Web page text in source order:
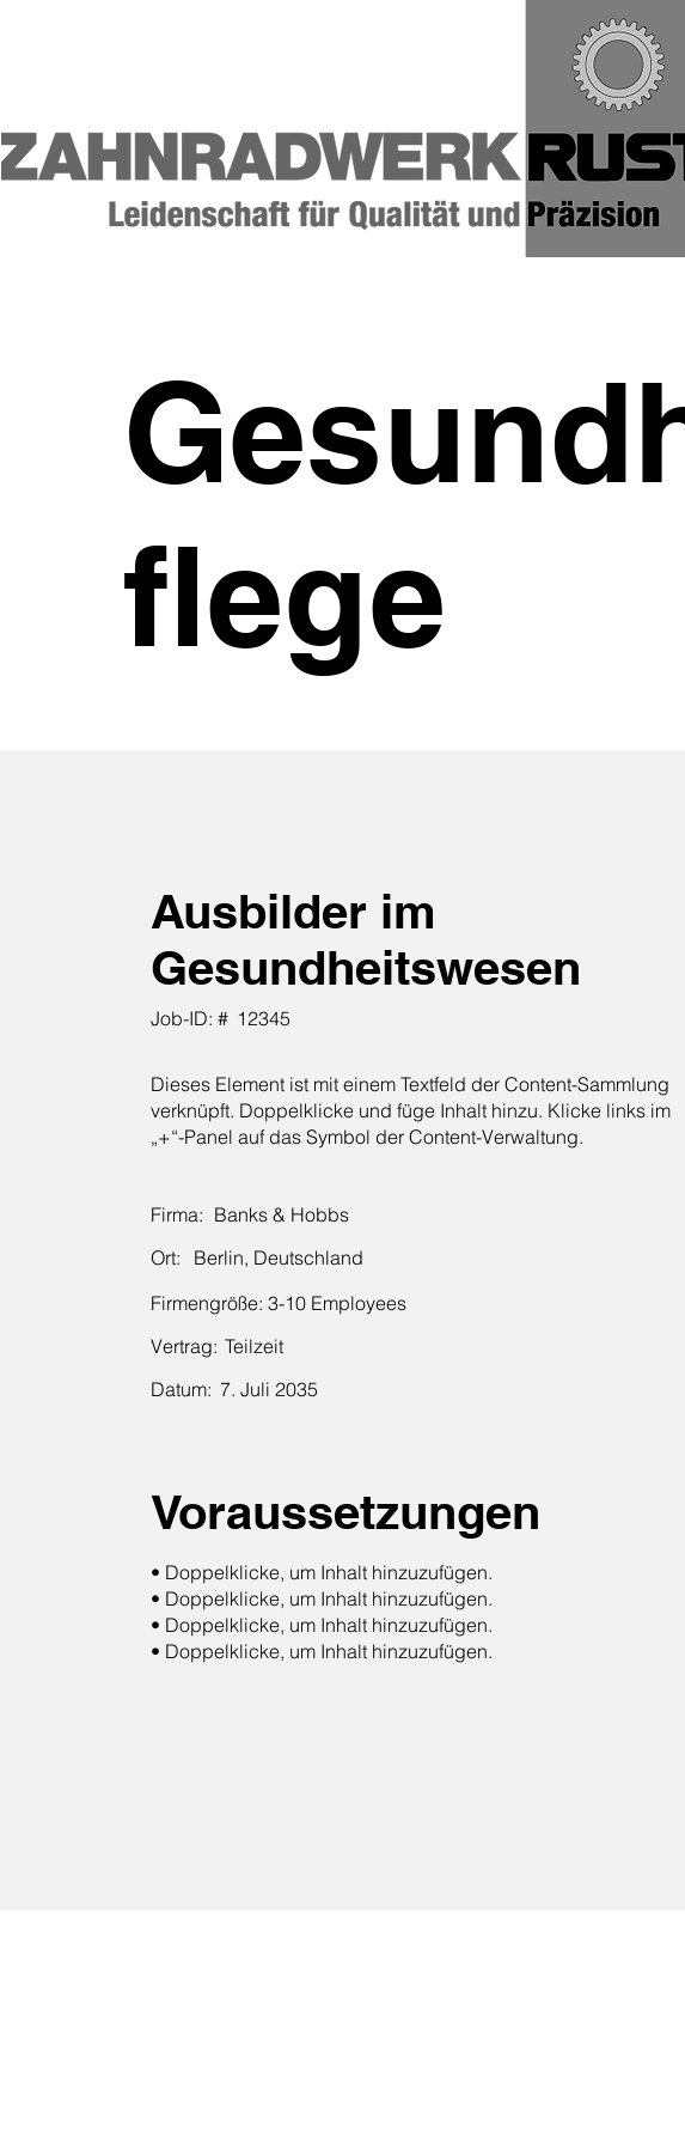
flege
Ausbilder im
Gesundheitswesen
Job-ID: # 12345
Dieses Element ist mit einem Textfeld der Content-Sammlung
verknüpft. Doppelklicke und füge Inhalt hinzu. Klicke links im
„+“-Panel auf das Symbol der Content-Verwaltung.
Firma: Banks & Hobbs
Ort:
Berlin, Deutschland
Firmengröße: 3-10 Employees
Vertrag: Teilzeit
Datum: 7. Juli 2035
Voraussetzungen
• Doppelklicke, um Inhalt hinzuzufügen.
• Doppelklicke, um Inhalt hinzuzufügen.
• Doppelklicke, um Inhalt hinzuzufügen.
• Doppelklicke, um Inhalt hinzuzufügen.